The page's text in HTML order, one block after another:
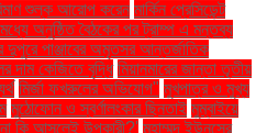
শুল্ক আরোপ করেন মার্কিন প্রেসিডেন্ট
মধ্যে অনুষ্ঠিত বৈঠকের পর ট্রাম্প এ মন্তব্য
দুপুরে পাঞ্জাবের অমৃতসর আন্তর্জাতিক
দাম কেজিতে বৃদ্ধি মিয়ানমারের জান্তা তৃতীয়
মির্জা ফখরুলের অভিযোগ" মুখপাত্র ও মুখ্য
মুঠোফোন ও স্বর্ণালংকার ছিনতাই মুম্বাইয়ে
কি আসলেই উপকারী?' মুহাম্মদ ইউনূসের